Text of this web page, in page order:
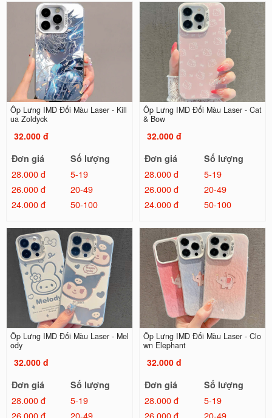
Ốp Lưng IMD Đổi Màu Laser - Kill
ua Zoldyck
32.000 đ
Đơn giá
Số lượng
28.000 đ
5-19
26.000 đ
20-49
24.000 đ
50-100
Ốp Lưng IMD Đổi Màu Laser - Cat
& Bow
32.000 đ
Đơn giá
Số lượng
28.000 đ
5-19
26.000 đ
20-49
24.000 đ
50-100
Ốp Lưng IMD Đổi Màu Laser - Mel
ody
32.000 đ
Đơn giá
Số lượng
28.000 đ
5-19
Ốp Lưng IMD Đổi Màu Laser - Clo
wn Elephant
32.000 đ
Đơn giá
Số lượng
28.000 đ
5-19